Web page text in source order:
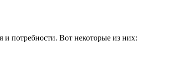
и потребности. Вот некоторые из них: